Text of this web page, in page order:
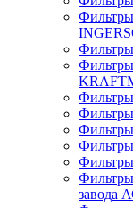
Фильтры
завода